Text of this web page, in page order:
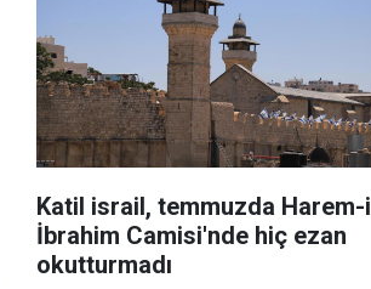
Katil israil, temmuzda Harem-i
İbrahim Camisi'nde hiç ezan
okutturmadı